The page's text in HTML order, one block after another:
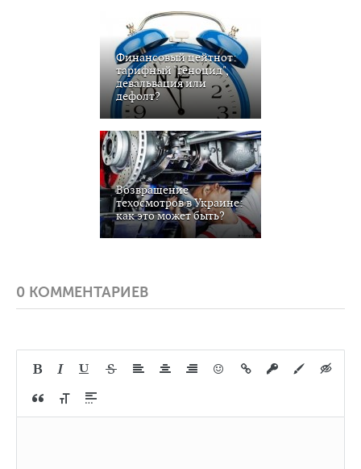
Финансовый цейтнот:
тарифный "геноцид",
девальвация или
дефолт?
Возвращение
техосмотров в Украине:
как это может быть?
0 КОММЕНТАРИЕВ